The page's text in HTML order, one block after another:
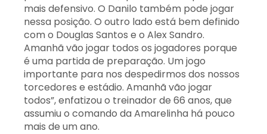
mais defensivo. O Danilo também pode jogar
nessa posição. O outro lado está bem definido
com o Douglas Santos e o Alex Sandro.
Amanhã vão jogar todos os jogadores porque
é uma partida de preparação. Um jogo
importante para nos despedirmos dos nossos
torcedores e estádio. Amanhã vão jogar
todos”, enfatizou o treinador de 66 anos, que
assumiu o comando da Amarelinha há pouco
mais de um ano.